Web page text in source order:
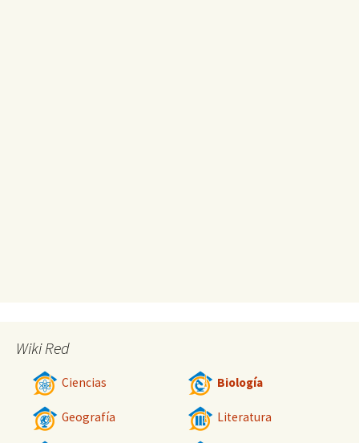
Wiki Red
Ciencias Biología
Geografía Literatura